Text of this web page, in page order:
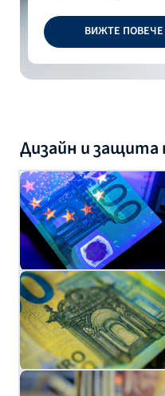
ВИЖТЕ ПОВЕЧЕ
Дизайн и защита